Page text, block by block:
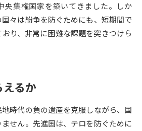
集 夢ナビライブ
る
受験スケジュールを立てよう
央集権国家を築いてきました。しか
々は紛争を防ぐためにも、短期間で
り、非常に困難な課題を突きつけら
るか
時代の負の遺産を克服しながら、国
せん。先進国は、テロを防ぐために